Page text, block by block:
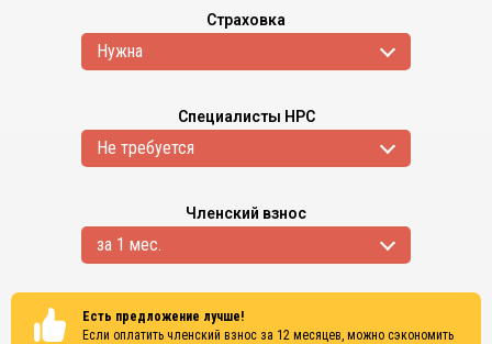
Страховка
Нужна
Специалисты НРС
Не требуется
Членский взнос
за 1 мес.
Есть предложение лучше!
Если оплатить членский взнос за 12 месяцев, можно сэкономить